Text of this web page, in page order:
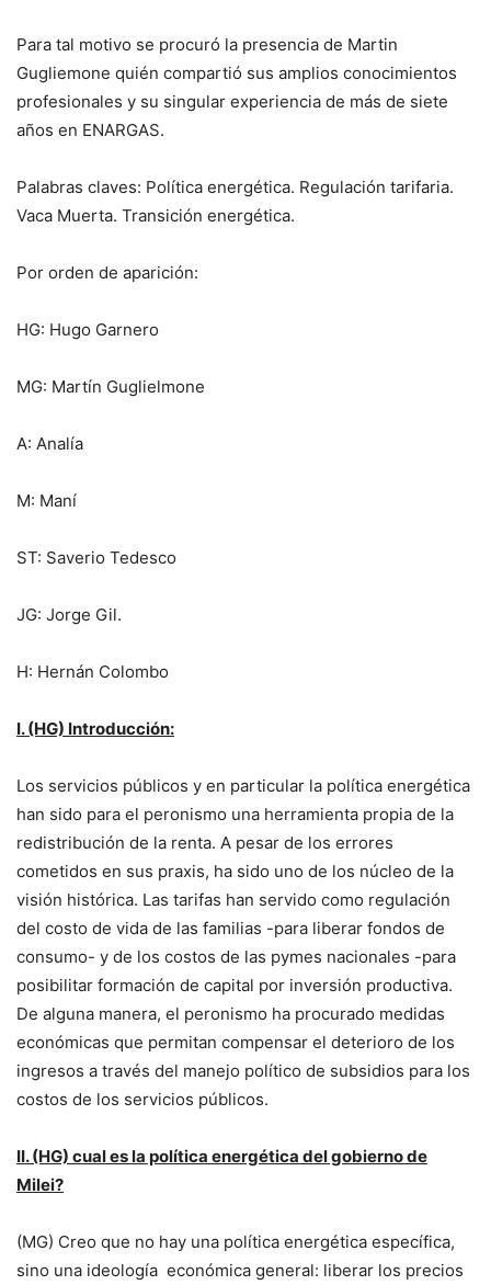
Para tal motivo se procuró la presencia de Martin
Gugliemone quién compartió sus amplios conocimientos
profesionales y su singular experiencia de más de siete
años en ENARGAS.
Palabras claves: Política energética. Regulación tarifaria.
Vaca Muerta. Transición energética.
Por orden de aparición:
HG: Hugo Garnero
MG: Martín Guglielmone
A: Analía
M: Maní
ST: Saverio Tedesco
JG: Jorge Gil.
H: Hernán Colombo
I. (HG) Introducción:
Los servicios públicos y en particular la política energética
han sido para el peronismo una herramienta propia de la
redistribución de la renta. A pesar de los errores
cometidos en sus praxis, ha sido uno de los núcleo de la
visión histórica. Las tarifas han servido como regulación
del costo de vida de las familias -para liberar fondos de
consumo- y de los costos de las pymes nacionales -para
posibilitar formación de capital por inversión productiva.
De alguna manera, el peronismo ha procurado medidas
económicas que permitan compensar el deterioro de los
ingresos a través del manejo político de subsidios para los
costos de los servicios públicos.
II. (HG) cual es la política energética del gobierno de
Milei?
(MG) Creo que no hay una política energética específica,
sino una ideología económica general: liberar los precios